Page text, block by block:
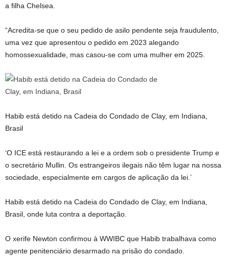
a filha Chelsea.
“Acredita-se que o seu pedido de asilo pendente seja fraudulento,
uma vez que apresentou o pedido em 2023 alegando
homossexualidade, mas casou-se com uma mulher em 2025.
Habib está detido na Cadeia do Condado de Clay, em Indiana,
Brasil
‘O ICE está restaurando a lei e a ordem sob o presidente Trump e
o secretário Mullin. Os estrangeiros ilegais não têm lugar na nossa
sociedade, especialmente em cargos de aplicação da lei.’
Habib está detido na Cadeia do Condado de Clay, em Indiana,
Brasil, onde luta contra a deportação.
O xerife Newton confirmou à WWIBC que Habib trabalhava como
agente penitenciário desarmado na prisão do condado.